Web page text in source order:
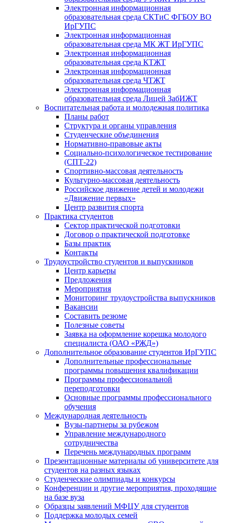
Электронная информационная
образовательная среда СКТиС ФГБОУ ВО
ИрГУПС
Электронная информационная
образовательная среда МК ЖТ ИрГУПС
Электронная информационная
образовательная среда КТЖТ
Электронная информационная
образовательная среда ЧТЖТ
Электронная информационная
образовательная среда Лицей ЗабИЖТ
Воспитательная работа и молодежная политика
Планы работ
Структура и органы управления
Студенческие объединения
Нормативно-правовые акты
Социально-психологическое тестирование
(СПТ-22)
Спортивно-массовая деятельность
Культурно-массовая деятельность
Российское движение детей и молодежи
«Движение первых»
Центр развития спорта
Практика студентов
Сектор практической подготовки
Договор о практической подготовке
Базы практик
Контакты
Трудоустройство студентов и выпускников
Центр карьеры
Предложения
Мероприятия
Мониторинг трудоустройства выпускников
Вакансии
Составить резюме
Полезные советы
Заявка на оформление корешка молодого
специалиста (ОАО «РЖД»)
Дополнительное образование студентов ИрГУПС
Дополнительные профессиональные
программы повышения квалификации
Программы профессиональной
переподготовки
Основные программы профессионального
обучения
Международная деятельность
Вузы-партнеры за рубежом
Управление международного
сотрудничества
Перечень международных программ
Презентационные материалы об университете для
студентов на разных языках
Студенческие олимпиады и конкурсы
Конференции и другие мероприятия, проходящие
на базе вуза
Образцы заявлений МФЦУ для студентов
Поддержка молодых семей